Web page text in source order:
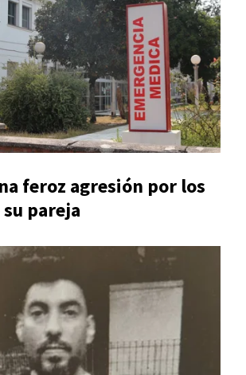
feroz agresión por los
pareja